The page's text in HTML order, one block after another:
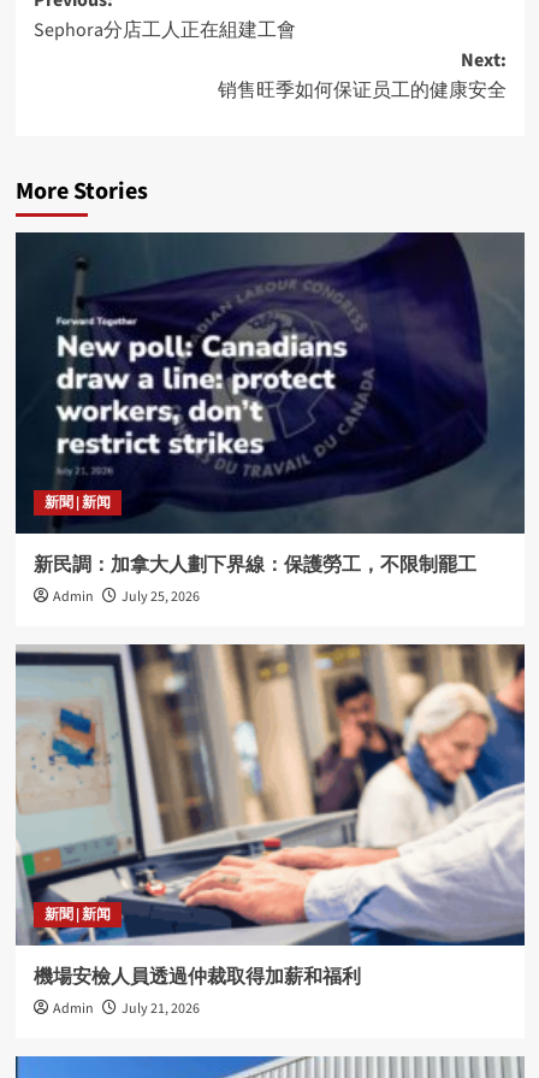
navigation
Sephora分店工人正在組建工會
Next:
销售旺季如何保证员工的健康安全
More Stories
新聞 | 新闻
新民調：加拿大人劃下界線：保護勞工，不限制罷工
Admin July 25, 2026
新聞 | 新闻
機場安檢人員透過仲裁取得加薪和福利
Admin July 21, 2026